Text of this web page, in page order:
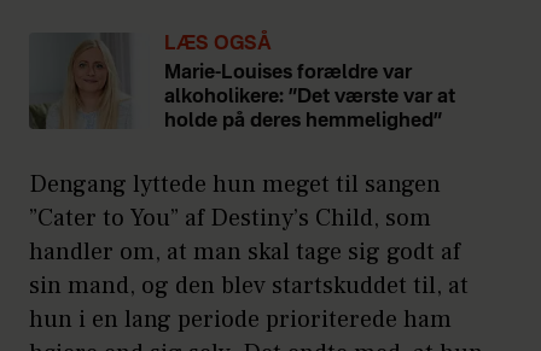
LÆS OGSÅ
Marie-Louises forældre var
alkoholikere: ”Det værste var at
holde på deres hemmelighed”
Dengang lyttede hun meget til sangen
”Cater to You” af Destiny’s Child, som
handler om, at man skal tage sig godt af
sin mand, og den blev startskuddet til, at
hun i en lang periode prioriterede ham